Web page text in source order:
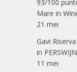
93/100
Mare in
21 mei
Gavi
in PERSWIJN
11 mei